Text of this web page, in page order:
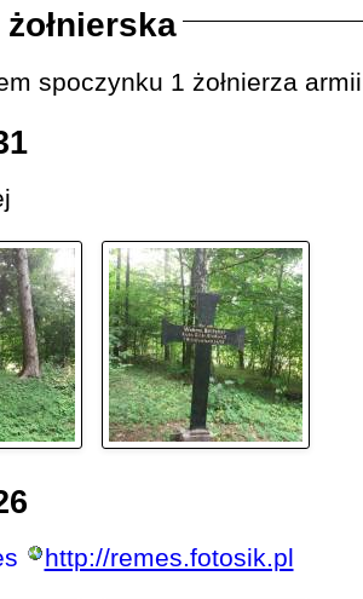
żołnierska
spoczynku 1 żołnierza
http://remes.fotosik.pl